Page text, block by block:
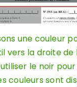
une couleur
vers la droite de
le noir
couleurs sont